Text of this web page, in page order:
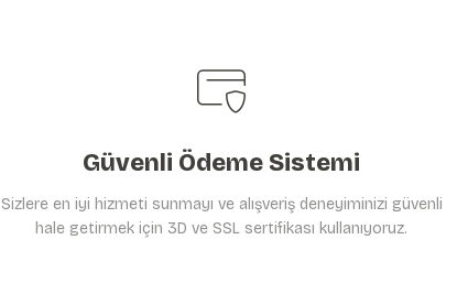
Güvenli Ödeme Sistemi
Sizlere en iyi hizmeti sunmayı ve alışveriş deneyiminizi güvenli
hale getirmek için 3D ve SSL sertifikası kullanıyoruz.